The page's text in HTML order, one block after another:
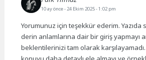
10 ay önce- 24 Ekim 2025 - 1:02 pm
Yorumunuz için teşekkür ederim.
derin anlamlarına dair bir giriş yapmayı
beklentilerinizi tam olarak